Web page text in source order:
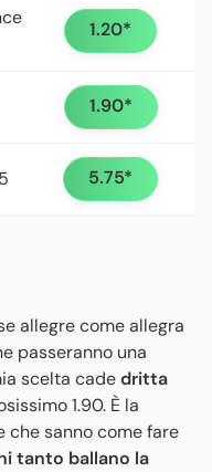
1.20*
1.90*
5.75*
allegre come allegra
passeranno una
scelta cadedritta
1.90. È la
sanno come fare
tanto ballano la